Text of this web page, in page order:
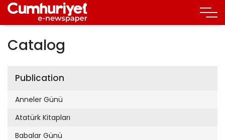
Catalog
Publication
Anneler Günü
Atatürk Kitapları
Babalar Günü